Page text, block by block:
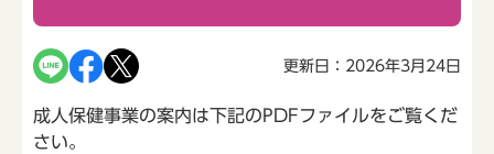
更新日：2026年3月24日
成人保健事業の案内は下記のPDFファイルをご覧くだ
さい。